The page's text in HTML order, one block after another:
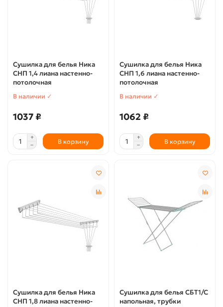
Сушилка для белья Ника
СНП 1,4 лиана настенно-
потолочная
В наличии ✓
1037 ₽
В корзину
Сушилка для белья Ника
СНП 1,6 лиана настенно-
потолочная
В наличии ✓
1062 ₽
В корзину
Сушилка для белья Ника
СНП 1,8 лиана настенно-
Сушилка для белья СБТ1/С
напольная, трубки